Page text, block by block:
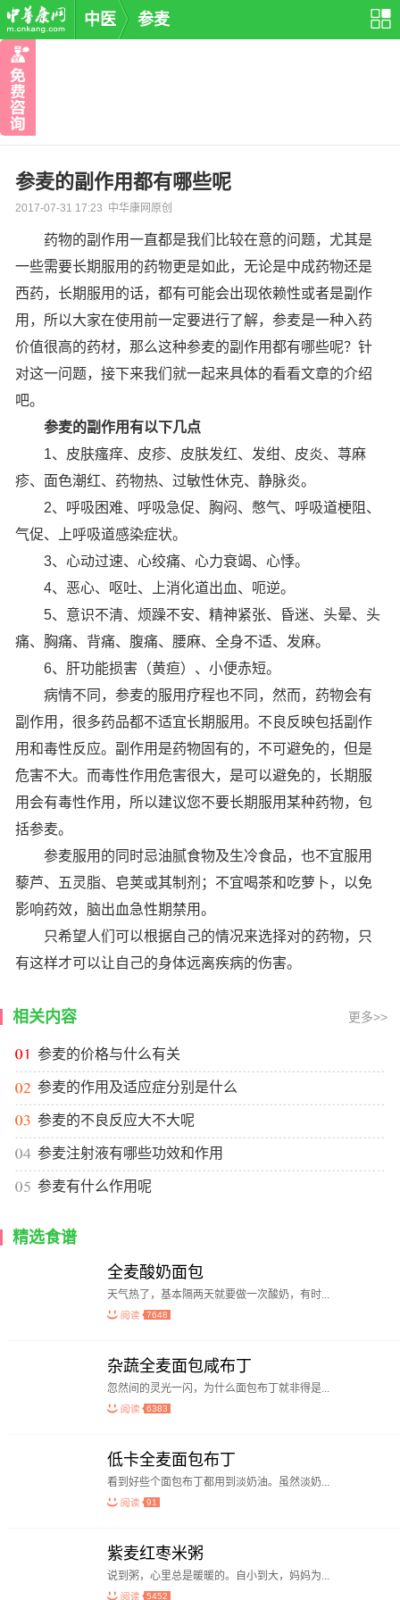
中医 参麦
参麦的副作用都有哪些呢
2017-07-31 17:23 中华康网原创
药物的副作用一直都是我们比较在意的问题，尤其是
一些需要长期服用的药物更是如此，无论是中成药物还是
西药，长期服用的话，都有可能会出现依赖性或者是副作
用，所以大家在使用前一定要进行了解，参麦是一种入药
价值很高的药材，那么这种参麦的副作用都有哪些呢？针
对这一问题，接下来我们就一起来具体的看看文章的介绍
吧。
参麦的副作用有以下几点
1、皮肤瘙痒、皮疹、皮肤发红、发绀、皮炎、荨麻
疹、面色潮红、药物热、过敏性休克、静脉炎。
2、呼吸困难、呼吸急促、胸闷、憋气、呼吸道梗阻、
气促、上呼吸道感染症状。
3、心动过速、心绞痛、心力衰竭、心悸。
4、恶心、呕吐、上消化道出血、呃逆。
5、意识不清、烦躁不安、精神紧张、昏迷、头晕、头
痛、胸痛、背痛、腹痛、腰麻、全身不适、发麻。
6、肝功能损害（黄疸）、小便赤短。
病情不同，参麦的服用疗程也不同，然而，药物会有
副作用，很多药品都不适宜长期服用。不良反映包括副作
用和毒性反应。副作用是药物固有的，不可避免的，但是
危害不大。而毒性作用危害很大，是可以避免的，长期服
用会有毒性作用，所以建议您不要长期服用某种药物，包
括参麦。
参麦服用的同时忌油腻食物及生冷食品，也不宜服用
藜芦、五灵脂、皂荚或其制剂；不宜喝茶和吃萝卜，以免
影响药效，脑出血急性期禁用。
只希望人们可以根据自己的情况来选择对的药物，只
有这样才可以让自己的身体远离疾病的伤害。
相关内容 更多>>
参麦的价格与什么有关
参麦的作用及适应症分别是什么
参麦的不良反应大不大呢
参麦注射液有哪些功效和作用
参麦有什么作用呢
精选食谱
全麦酸奶面包
天气热了，基本隔两天就要做一次酸奶，有时...
7648
杂蔬全麦面包咸布丁
忽然间的灵光一闪，为什么面包布丁就非得是...
6383
低卡全麦面包布丁
看到好些个面包布丁都用到淡奶油。虽然淡奶...
91
紫麦红枣米粥
说到粥，心里总是暖暖的。自小到大，妈妈为...
5452